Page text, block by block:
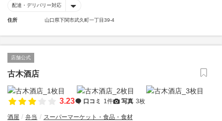
配達・デリバリー対応
住所 山口県下関市武久町一丁目39-4
店舗公式
古木酒店
3.23 口コミ 1件 写真 3枚
酒屋 弁当 スーパーマーケット・食品・食材